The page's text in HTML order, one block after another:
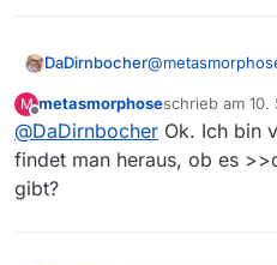
NICHT! online.
Doch offenbar schon,
MV-Filmliste…
DaDirnbocher@
kümmern!!:
ich dachte,
M
Offline
metasmorphoseschrieb am 10.
zuletzt editiert
@DaDirnbocher Ok. Ich bin
findet man heraus, ob es
gibt?